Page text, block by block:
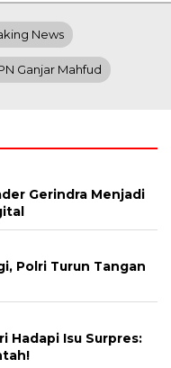
News
Ganjar Mahfud
Gerindra Menjadi
Polri Turun Tangan
Hadapi Isu Surpres: